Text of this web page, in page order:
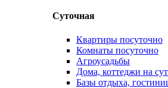
Суточная
Квартиры посуточно
Комнаты посуточно
Агроусадьбы
Дома, коттеджи на
Базы отдыха,